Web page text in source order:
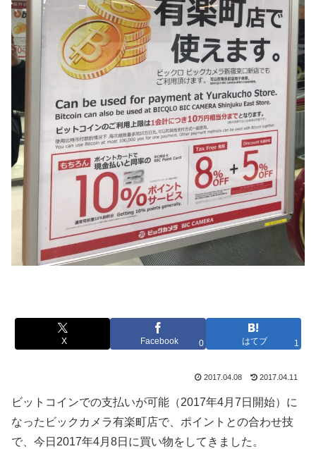
X Facebook 0 はてブ 1
2017.04.08 2017.04.11
ビットコインでの支払いが可能（2017年4月7日開始）に
なったビックカメラ有楽町店で、ポイントとの合わせ技
で、今日2017年4月8日に買い物をしてきました。